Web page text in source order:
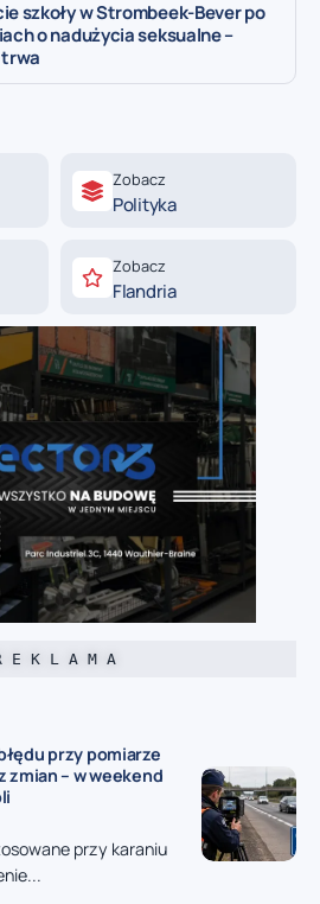
szkoły w Strombeek-Bever po
o nadużycia seksualne –
Zobacz
Polityka
Zobacz
Flandria
E K L A M A
przy pomiarze
zmian – w weekend
przy karaniu